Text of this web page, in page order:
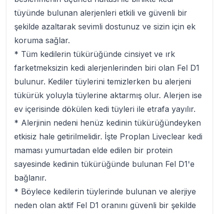
tüyünde bulunan alerjenleri etkili ve güvenli bir
şekilde azaltarak sevimli dostunuz ve sizin için ek
koruma sağlar.
* Tüm kedilerin tükürüğünde cinsiyet ve ırk
farketmeksizin kedi alerjenlerinden biri olan Fel D1
bulunur. Kediler tüylerini temizlerken bu alerjeni
tükürük yoluyla tüylerine aktarmış olur. Alerjen ise
ev içerisinde dökülen kedi tüyleri ile etrafa yayılır.
* Alerjinin nedeni henüz kedinin tükürüğündeyken
etkisiz hale getirilmelidir. İşte Proplan Liveclear kedi
maması yumurtadan elde edilen bir protein
sayesinde kedinin tükürüğünde bulunan Fel D1'e
bağlanır.
* Böylece kedilerin tüylerinde bulunan ve alerjiye
neden olan aktif Fel D1 oranını güvenli bir şekilde